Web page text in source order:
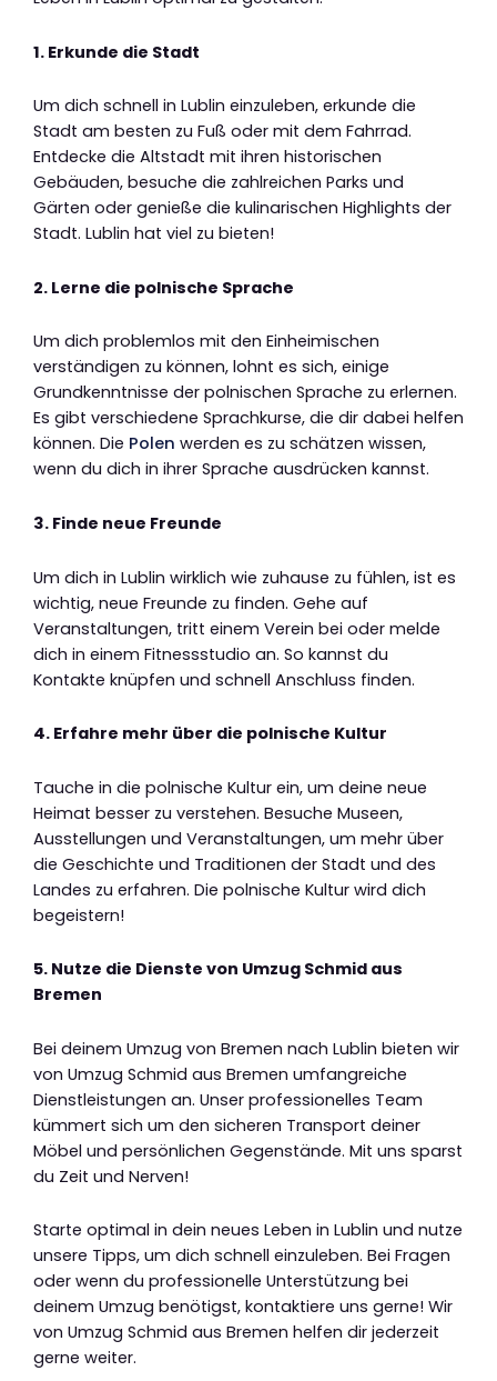
1. Erkunde die Stadt
Um dich schnell in Lublin einzuleben, erkunde die
Stadt am besten zu Fuß oder mit dem Fahrrad.
Entdecke die Altstadt mit ihren historischen
Gebäuden, besuche die zahlreichen Parks und
Gärten oder genieße die kulinarischen Highlights der
Stadt. Lublin hat viel zu bieten!
2. Lerne die polnische Sprache
Um dich problemlos mit den Einheimischen
verständigen zu können, lohnt es sich, einige
Grundkenntnisse der polnischen Sprache zu erlernen.
Es gibt verschiedene Sprachkurse, die dir dabei helfen
können. Die Polen werden es zu schätzen wissen,
wenn du dich in ihrer Sprache ausdrücken kannst.
3. Finde neue Freunde
Um dich in Lublin wirklich wie zuhause zu fühlen, ist es
wichtig, neue Freunde zu finden. Gehe auf
Veranstaltungen, tritt einem Verein bei oder melde
dich in einem Fitnessstudio an. So kannst du
Kontakte knüpfen und schnell Anschluss finden.
4. Erfahre mehr über die polnische Kultur
Tauche in die polnische Kultur ein, um deine neue
Heimat besser zu verstehen. Besuche Museen,
Ausstellungen und Veranstaltungen, um mehr über
die Geschichte und Traditionen der Stadt und des
Landes zu erfahren. Die polnische Kultur wird dich
begeistern!
5. Nutze die Dienste von Umzug Schmid aus
Bremen
Bei deinem Umzug von Bremen nach Lublin bieten wir
von Umzug Schmid aus Bremen umfangreiche
Dienstleistungen an. Unser professionelles Team
kümmert sich um den sicheren Transport deiner
Möbel und persönlichen Gegenstände. Mit uns sparst
du Zeit und Nerven!
Starte optimal in dein neues Leben in Lublin und nutze
unsere Tipps, um dich schnell einzuleben. Bei Fragen
oder wenn du professionelle Unterstützung bei
deinem Umzug benötigst, kontaktiere uns gerne! Wir
von Umzug Schmid aus Bremen helfen dir jederzeit
gerne weiter.